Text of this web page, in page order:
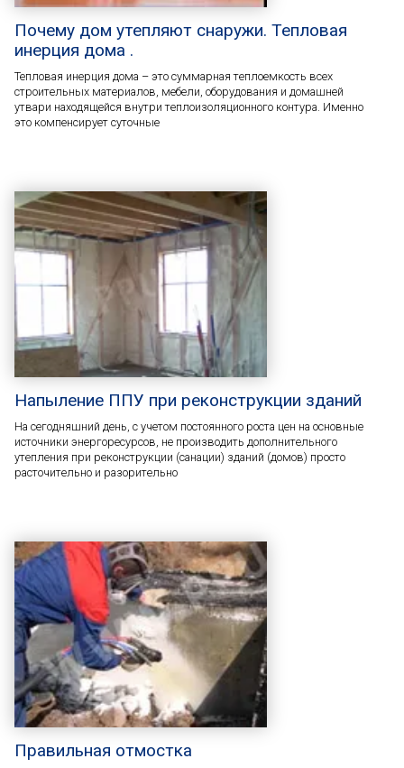
Почему дом утепляют снаружи. Тепловая
инерция дома .
Тепловая инерция дома – это суммарная теплоемкость всех
строительных материалов, мебели, оборудования и домашней
утвари находящейся внутри теплоизоляционного контура. Именно
это компенсирует суточные
Напыление ППУ при реконструкции зданий
На сегодняшний день, с учетом постоянного роста цен на основные
источники энергоресурсов, не производить дополнительного
утепления при реконструкции (санации) зданий (домов) просто
расточительно и разорительно
Правильная отмостка